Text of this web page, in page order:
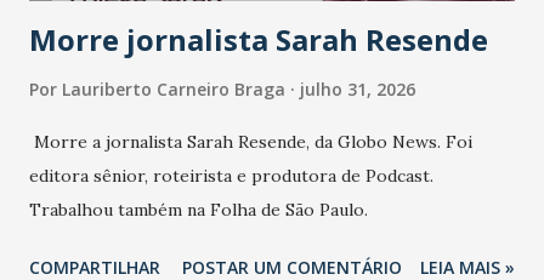
Morre jornalista Sarah Resende
Por Lauriberto Carneiro Braga julho 31, 2026
Morre a jornalista Sarah Resende, da Globo News. Foi
editora sênior, roteirista e produtora de Podcast.
Trabalhou também na Folha de São Paulo.
COMPARTILHAR POSTAR UM COMENTÁRIO LEIA MAIS »